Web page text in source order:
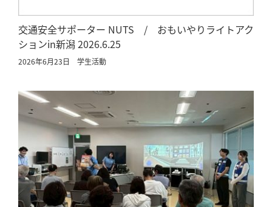
交通安全サポーター NUTS / おもいやりライトアク
ションin新潟 2026.6.25
2026年6月23日 学生活動